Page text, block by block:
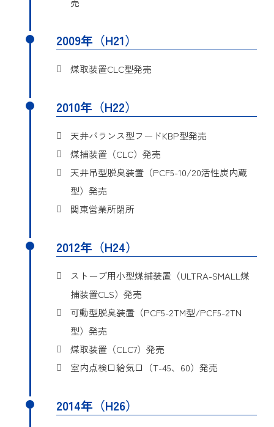
目的
み、蒸気の一部を復水させ
る空間を設け、排出する蒸
気の量を減少させる蒸気処
詳細
実用新案登録第3171574号
考案の名称 天井点検口用給気口
本考案は、天井点検口に取
付けることにより、設置を
の新鮮空気が天井内を経由
トを防止して、穏やかな給
給気口に関するものであ
る。
実用新案登録第3186057号
考案の名称 希釈排気口
本考案は、強制排気口にお
気する希釈排気口に関す
2009年（H21）
煤取装置CLC型発売
2010年（H22）
天井バランス型フードKBP型発売
煤捕装置（CLC）発売
天井吊型脱臭装置（PCF5-10/20活性炭内蔵
型）発売
関東営業所閉所
2012年（H24）
ストーブ用小型煤捕装置（ULTRA-SMALL煤
捕装置CLS）発売
可動型脱臭装置（PCF5-2TM型/PCF5-2TN
型）発売
煤取装置（CLC7）発売
室内点検口給気口（T-45、60）発売
2014年（H26）